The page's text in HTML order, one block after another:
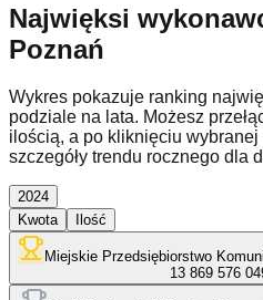
Najwięksi
Poznań
Wykres pokazuje ranking
podziale na lata. Możesz
ilością, a po kliknięciu
szczegóły trendu rocznego dla
2024
Kwota
Ilość
Miejskie Przedsiębiorstwo
13 869 576